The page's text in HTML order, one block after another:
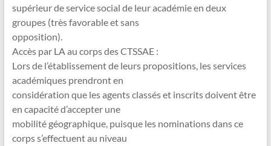
supérieur de service social de leur académie en deux
groupes (très favorable et sans
opposition).
Accès par LA au corps des CTSSAE :
Lors de l’établissement de leurs propositions, les services
académiques prendront en
considération que les agents classés et inscrits doivent être
en capacité d’accepter une
mobilité géographique, puisque les nominations dans ce
corps s’effectuent au niveau